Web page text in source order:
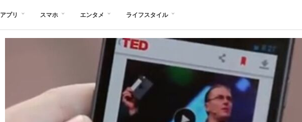
アプリ スマホ エンタメ ライフスタイル